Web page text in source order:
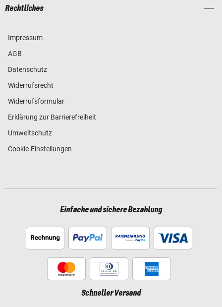
Rechtliches
Impressum
AGB
Datenschutz
Widerrufsrecht
Widerrufsformular
Erklärung zur Barrierefreiheit
Umweltschutz
Cookie-Einstellungen
Einfache und sichere Bezahlung
Schneller Versand